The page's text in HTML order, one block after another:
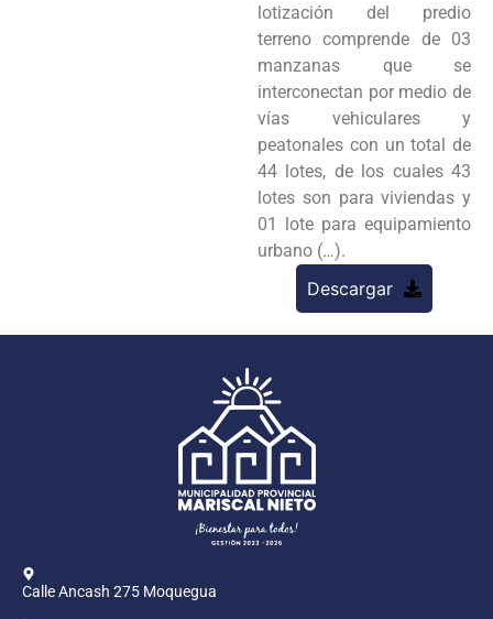
lotización del predio
terreno comprende de 03
manzanas que se
interconectan por medio de
vías vehiculares y
peatonales con un total de
44 lotes, de los cuales 43
lotes son para viviendas y
01 lote para equipamiento
urbano (…).
Descargar
Calle Ancash 275 Moquegua